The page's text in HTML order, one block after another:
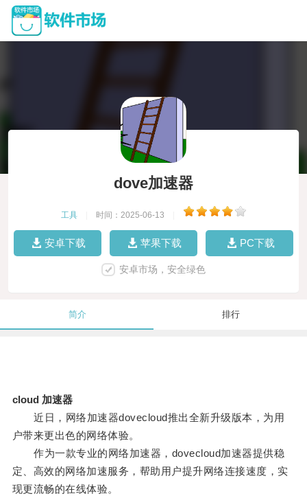
dove加速器
工具 时间：2025-06-13
安卓下载 苹果下载 PC下载
安卓市场，安全绿色
简介 排行
cloud 加速器
近日，网络加速器dovecloud推出全新升级版本，为用
户带来更出色的网络体验。
作为一款专业的网络加速器，dovecloud加速器提供稳
定、高效的网络加速服务，帮助用户提升网络连接速度，实
现更流畅的在线体验。